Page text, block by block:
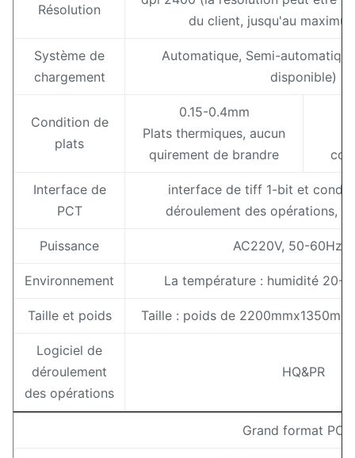
Résolution
du client, jusqu'au
Système de
chargement
Automatique, Semi-
disponible)
Condition de
plats
0.15-0.4mm
Plats thermiques, aucun
quirement de brandre
Interface de
PCT
interface de tiff 1-bit et
déroulement des opérations,
Puissance AC220V, 50-60Hz
Environnement La température : humidité 20-
Taille et poids Taille : poids de
Logiciel de
déroulement
des opérations
HQ&PR
Grand format